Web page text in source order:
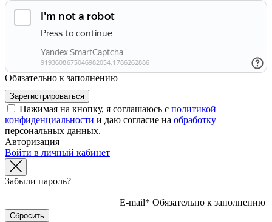
Обязательно к заполнению
Нажимая на кнопку, я соглашаюсь с политикой
конфиденциальности и даю согласие на обработку
персональных данных.
Авторизация
Войти в личный кабинет
Забыли пароль?
E-mail* Обязательно к заполнению